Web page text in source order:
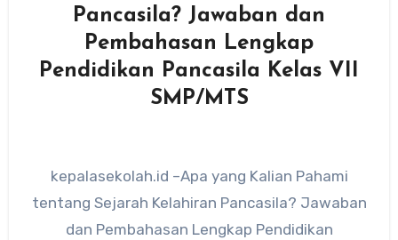
Pancasila? Jawaban dan
Pembahasan Lengkap
Pendidikan Pancasila Kelas VII
SMP/MTS
kepalasekolah.id –Apa yang Kalian Pahami
tentang Sejarah Kelahiran Pancasila? Jawaban
dan Pembahasan Lengkap Pendidikan